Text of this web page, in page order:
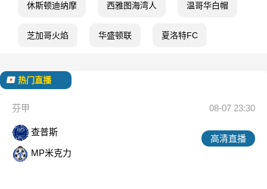
休斯顿迪纳摩 西雅图海湾人 温哥华白帽
芝加哥火焰 华盛顿联 夏洛特FC
热门直播
芬甲 08-07 23:30
查普斯
MP米克力
高清直播